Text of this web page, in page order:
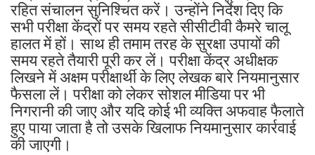
रहित संचालन सुनिश्चित करें। उन्होंने निर्देश दिए कि
सभी परीक्षा केंद्रों पर समय रहते सीसीटीवी कैमरे चालू
हालत में हों। साथ ही तमाम तरह के सुरक्षा उपायों की
समय रहते तैयारी पूरी कर लें। परीक्षा केंद्र अधीक्षक
लिखने में अक्षम परीक्षार्थी के लिए लेखक बारे नियमानुसार
फैसला लें। परीक्षा को लेकर सोशल मीडिया पर भी
निगरानी की जाए और यदि कोई भी व्यक्ति अफवाह फैलाते
हुए पाया जाता है तो उसके खिलाफ नियमानुसार कार्रवाई
की जाएगी।